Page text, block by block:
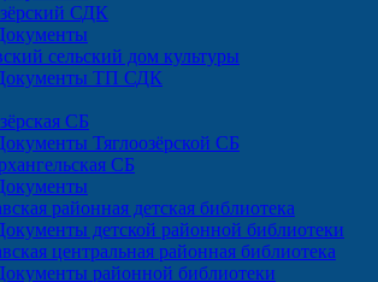
СДК
сельский дом культуры
ТП СДК
СБ
Тяглоозёрской СБ
СБ
районная детская библиотека
детской районной библиотеки
центральная районная библиотека
районной библиотеки